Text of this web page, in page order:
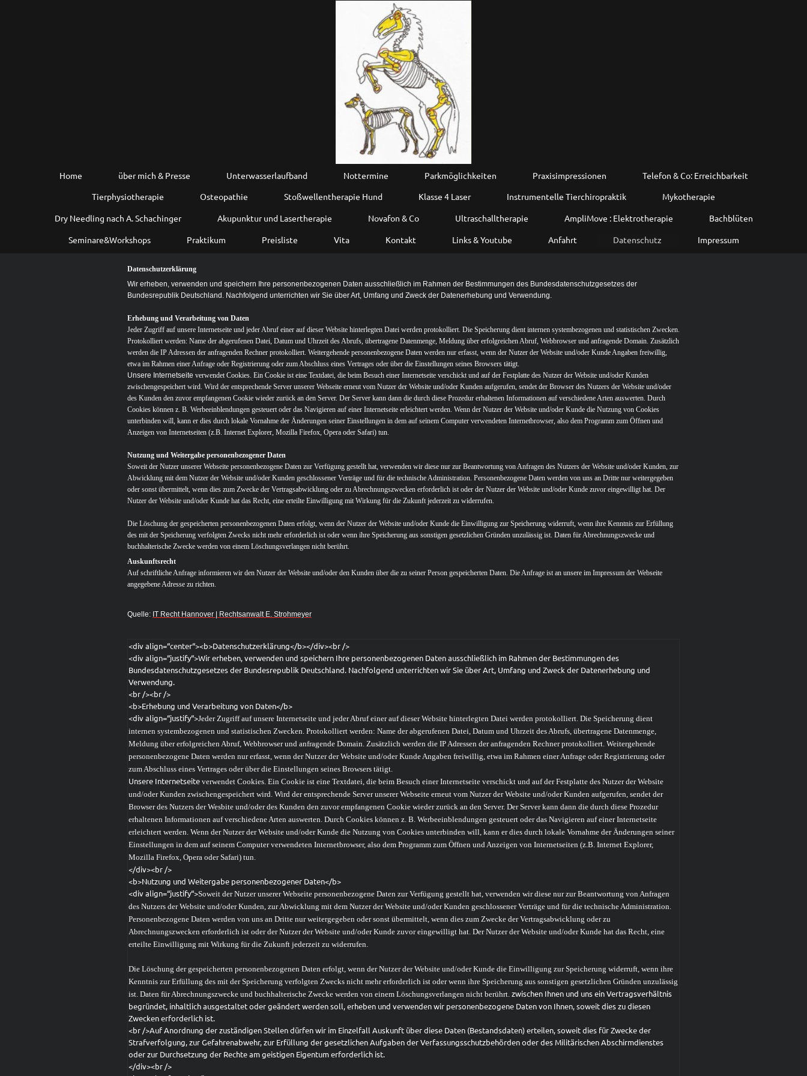
Home über mich & Presse Unterwasserlaufband Nottermine Parkmöglichkeiten Praxisimpressionen
Telefon & Co: Erreichbarkeit
Tierphysiotherapie
Osteopathie Stoßwellentherapie Hund Klasse 4 Laser Instrumentelle Tierchiropraktik
Mykotherapie
Dry Needling nach A. Schachinger
Akupunktur und Lasertherapie Novafon & Co Ultraschalltherapie AmpliMove : Elektrotherapie
Bachblüten
Seminare&Workshops
Praktikum Preisliste Vita Kontakt Links & Youtube Anfahrt Datenschutz Impressum
Datenschutzerklärung
Wir erheben, verwenden und speichern Ihre personenbezogenen Daten ausschließlich im Rahmen der Bestimmungen des Bundesdatenschutzgesetzes der
Bundesrepublik Deutschland. Nachfolgend unterrichten wir Sie über Art, Umfang und Zweck der Datenerhebung und Verwendung.
Erhebung und Verarbeitung von Daten
Jeder Zugriff auf unsere Internetseite und jeder Abruf einer auf dieser Website hinterlegten Datei werden protokolliert. Die Speicherung dient internen systembezogenen und statistischen Zwecken.
Protokolliert werden: Name der abgerufenen Datei, Datum und Uhrzeit des Abrufs, übertragene Datenmenge, Meldung über erfolgreichen Abruf, Webbrowser und anfragende Domain. Zusätzlich
werden die IP Adressen der anfragenden Rechner protokolliert. Weitergehende personenbezogene Daten werden nur erfasst, wenn der Nutzer der Website und/oder Kunde Angaben freiwillig,
etwa im Rahmen einer Anfrage oder Registrierung oder zum Abschluss eines Vertrages oder über die Einstellungen seines Browsers tätigt.
Unsere Internetseite verwendet Cookies. Ein Cookie ist eine Textdatei, die beim Besuch einer Internetseite verschickt und auf der Festplatte des Nutzer der Website und/oder Kunden
zwischengespeichert wird. Wird der entsprechende Server unserer Webseite erneut vom Nutzer der Website und/oder Kunden aufgerufen, sendet der Browser des Nutzers der Website und/oder
des Kunden den zuvor empfangenen Cookie wieder zurück an den Server. Der Server kann dann die durch diese Prozedur erhaltenen Informationen auf verschiedene Arten auswerten. Durch
Cookies können z. B. Werbeeinblendungen gesteuert oder das Navigieren auf einer Internetseite erleichtert werden. Wenn der Nutzer der Website und/oder Kunde die Nutzung von Cookies
unterbinden will, kann er dies durch lokale Vornahme der Änderungen seiner Einstellungen in dem auf seinem Computer verwendeten Internetbrowser, also dem Programm zum Öffnen und
Anzeigen von Internetseiten (z.B. Internet Explorer, Mozilla Firefox, Opera oder Safari) tun.
Nutzung und Weitergabe personenbezogener Daten
Soweit der Nutzer unserer Webseite personenbezogene Daten zur Verfügung gestellt hat, verwenden wir diese nur zur Beantwortung von Anfragen des Nutzers der Website und/oder Kunden, zur
Abwicklung mit dem Nutzer der Website und/oder Kunden geschlossener Verträge und für die technische Administration. Personenbezogene Daten werden von uns an Dritte nur weitergegeben
oder sonst übermittelt, wenn dies zum Zwecke der Vertragsabwicklung oder zu Abrechnungszwecken erforderlich ist oder der Nutzer der Website und/oder Kunde zuvor eingewilligt hat. Der
Nutzer der Website und/oder Kunde hat das Recht, eine erteilte Einwilligung mit Wirkung für die Zukunft jederzeit zu widerrufen.
Die Löschung der gespeicherten personenbezogenen Daten erfolgt, wenn der Nutzer der Website und/oder Kunde die Einwilligung zur Speicherung widerruft, wenn ihre Kenntnis zur Erfüllung
des mit der Speicherung verfolgten Zwecks nicht mehr erforderlich ist oder wenn ihre Speicherung aus sonstigen gesetzlichen Gründen unzulässig ist. Daten für Abrechnungszwecke und
buchhalterische Zwecke werden von einem Löschungsverlangen nicht berührt.
Auskunftsrecht
Auf schriftliche Anfrage informieren wir den Nutzer der Website und/oder den Kunden über die zu seiner Person gespeicherten Daten. Die Anfrage ist an unsere im Impressum der Webseite
angegebene Adresse zu richten.
Quelle: IT Recht Hannover | Rechtsanwalt E. Strohmeyer
<div align=“center“><b>Datenschutzerklärung</b></div><br />
<div align=“justify“>Wir erheben, verwenden und speichern Ihre personenbezogenen Daten ausschließlich im Rahmen der Bestimmungen des
Bundesdatenschutzgesetzes der Bundesrepublik Deutschland. Nachfolgend unterrichten wir Sie über Art, Umfang und Zweck der Datenerhebung und
Verwendung.
<br /><br />
<b>Erhebung und Verarbeitung von Daten</b>
<div align=“justify“>Jeder Zugriff auf unsere Internetseite und jeder Abruf einer auf dieser Website hinterlegten Datei werden protokolliert. Die Speicherung dient
internen systembezogenen und statistischen Zwecken. Protokolliert werden: Name der abgerufenen Datei, Datum und Uhrzeit des Abrufs, übertragene Datenmenge,
Meldung über erfolgreichen Abruf, Webbrowser und anfragende Domain. Zusätzlich werden die IP Adressen der anfragenden Rechner protokolliert. Weitergehende
personenbezogene Daten werden nur erfasst, wenn der Nutzer der Website und/oder Kunde Angaben freiwillig, etwa im Rahmen einer Anfrage oder Registrierung oder
zum Abschluss eines Vertrages oder über die Einstellungen seines Browsers tätigt.
Unsere Internetseite verwendet Cookies. Ein Cookie ist eine Textdatei, die beim Besuch einer Internetseite verschickt und auf der Festplatte des Nutzer der Website
und/oder Kunden zwischengespeichert wird. Wird der entsprechende Server unserer Webseite erneut vom Nutzer der Website und/oder Kunden aufgerufen, sendet der
Browser des Nutzers der Wesbite und/oder des Kunden den zuvor empfangenen Cookie wieder zurück an den Server. Der Server kann dann die durch diese Prozedur
erhaltenen Informationen auf verschiedene Arten auswerten. Durch Cookies können z. B. Werbeeinblendungen gesteuert oder das Navigieren auf einer Internetseite
erleichtert werden. Wenn der Nutzer der Website und/oder Kunde die Nutzung von Cookies unterbinden will, kann er dies durch lokale Vornahme der Änderungen seiner
Einstellungen in dem auf seinem Computer verwendeten Internetbrowser, also dem Programm zum Öffnen und Anzeigen von Internetseiten (z.B. Internet Explorer,
Mozilla Firefox, Opera oder Safari) tun.
</div><br />
<b>Nutzung und Weitergabe personenbezogener Daten</b>
<div align=“justify“>Soweit der Nutzer unserer Webseite personenbezogene Daten zur Verfügung gestellt hat, verwenden wir diese nur zur Beantwortung von Anfragen
des Nutzers der Website und/oder Kunden, zur Abwicklung mit dem Nutzer der Website und/oder Kunden geschlossener Verträge und für die technische Administration.
Personenbezogene Daten werden von uns an Dritte nur weitergegeben oder sonst übermittelt, wenn dies zum Zwecke der Vertragsabwicklung oder zu
Abrechnungszwecken erforderlich ist oder der Nutzer der Website und/oder Kunde zuvor eingewilligt hat. Der Nutzer der Website und/oder Kunde hat das Recht, eine
erteilte Einwilligung mit Wirkung für die Zukunft jederzeit zu widerrufen.
Die Löschung der gespeicherten personenbezogenen Daten erfolgt, wenn der Nutzer der Website und/oder Kunde die Einwilligung zur Speicherung widerruft, wenn ihre
Kenntnis zur Erfüllung des mit der Speicherung verfolgten Zwecks nicht mehr erforderlich ist oder wenn ihre Speicherung aus sonstigen gesetzlichen Gründen unzulässig
ist. Daten für Abrechnungszwecke und buchhalterische Zwecke werden von einem Löschungsverlangen nicht berührt. zwischen Ihnen und uns ein Vertragsverhältnis
begründet, inhaltlich ausgestaltet oder geändert werden soll, erheben und verwenden wir personenbezogene Daten von Ihnen, soweit dies zu diesen
Zwecken erforderlich ist.
<br />Auf Anordnung der zuständigen Stellen dürfen wir im Einzelfall Auskunft über diese Daten (Bestandsdaten) erteilen, soweit dies für Zwecke der
Strafverfolgung, zur Gefahrenabwehr, zur Erfüllung der gesetzlichen Aufgaben der Verfassungsschutzbehörden oder des Militärischen Abschirmdienstes
oder zur Durchsetzung der Rechte am geistigen Eigentum erforderlich ist.
</div><br />